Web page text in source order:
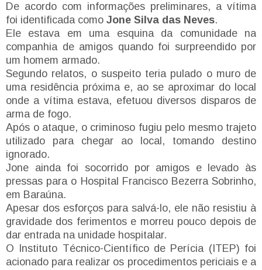
De acordo com informações preliminares, a vítima
foi identificada como Jone Silva das Neves.
Ele estava em uma esquina da comunidade na
companhia de amigos quando foi surpreendido por
um homem armado.
Segundo relatos, o suspeito teria pulado o muro de
uma residência próxima e, ao se aproximar do local
onde a vítima estava, efetuou diversos disparos de
arma de fogo.
Após o ataque, o criminoso fugiu pelo mesmo trajeto
utilizado para chegar ao local, tomando destino
ignorado.
Jone ainda foi socorrido por amigos e levado às
pressas para o Hospital Francisco Bezerra Sobrinho,
em Baraúna.
Apesar dos esforços para salvá-lo, ele não resistiu à
gravidade dos ferimentos e morreu pouco depois de
dar entrada na unidade hospitalar.
O Instituto Técnico-Científico de Perícia (ITEP) foi
acionado para realizar os procedimentos periciais e a